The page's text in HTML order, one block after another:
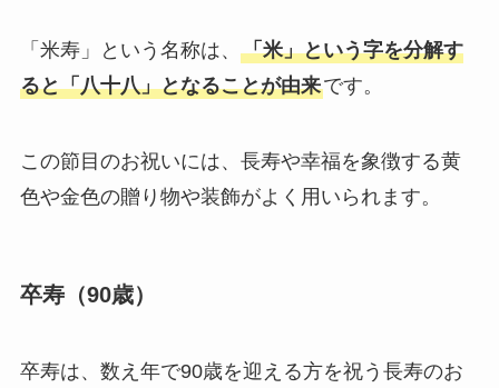
「米寿」という名称は、 「米」という字を分解す
ると「八十八」となることが由来です。
この節目のお祝いには、長寿や幸福を象徴する黄
色や金色の贈り物や装飾がよく用いられます。
卒寿（90歳）
卒寿は、数え年で90歳を迎える方を祝う長寿のお